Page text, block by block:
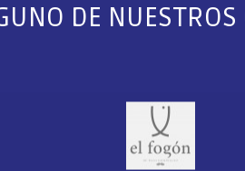
DE NUESTROS